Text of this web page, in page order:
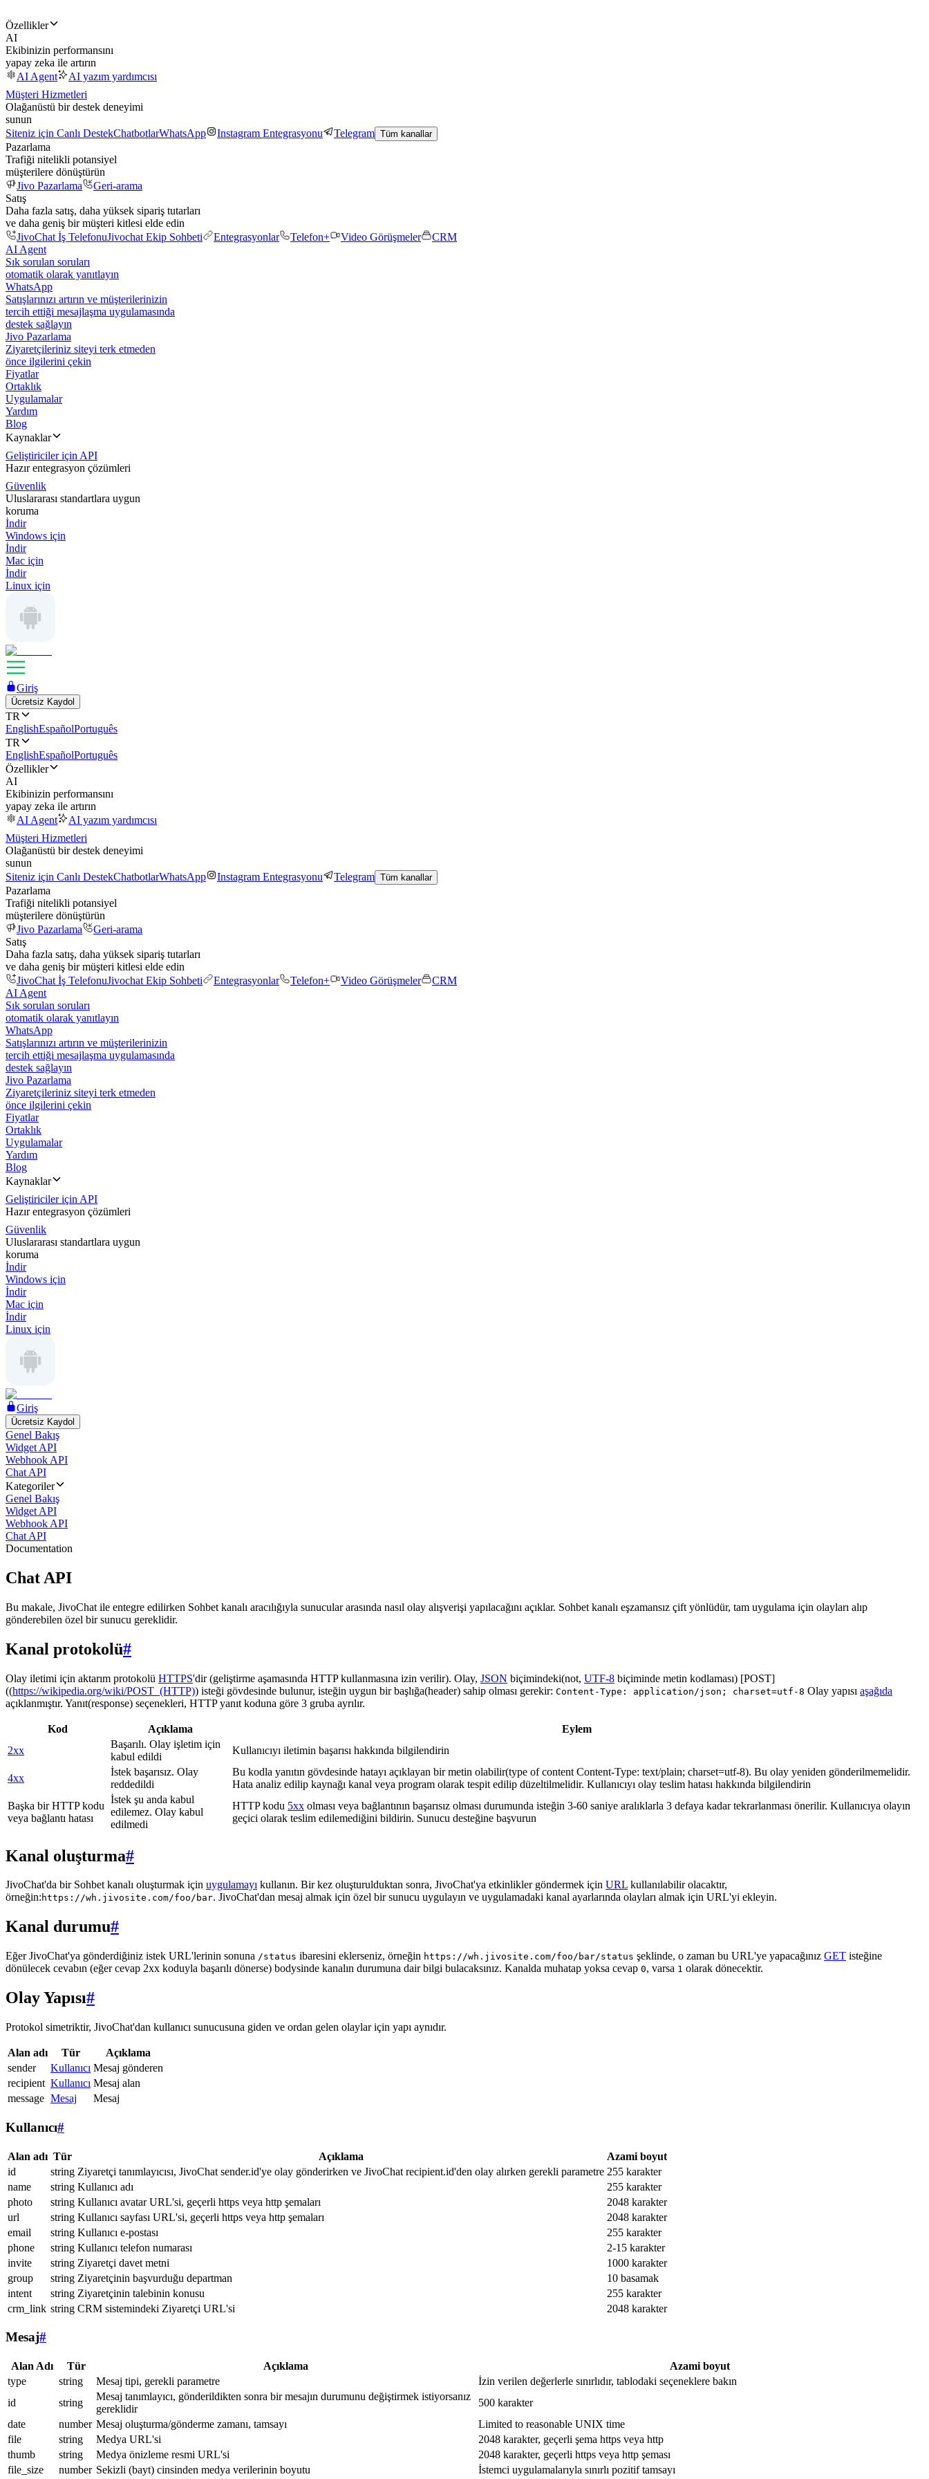
Özellikler
AI
Ekibinizin performansını
yapay zeka ile artırın
AI Agent
AI yazım yardımcısı
Müşteri Hizmetleri
Olağanüstü bir destek deneyimi
sunun
Siteniz için Canlı DestekChatbotlarWhatsApp Instagram Entegrasyonu Telegram Tüm kanallar
Pazarlama
Trafiği nitelikli potansiyel
müşterilere dönüştürün
Jivo Pazarlama
Geri-arama
Satış
Daha fazla satış, daha yüksek sipariş tutarları
ve daha geniş bir müşteri kitlesi elde edin
JivoChat İş TelefonuJivochat Ekip Sohbeti Entegrasyonlar Telefon+ Video Görüşmeler
CRM
AI Agent
Sık sorulan soruları
otomatik olarak yanıtlayın
WhatsApp
Satışlarınızı artırın ve müşterilerinizin
tercih ettiği mesajlaşma uygulamasında
destek sağlayın
Jivo Pazarlama
Ziyaretçileriniz siteyi terk etmeden
önce ilgilerini çekin
Fiyatlar
Ortaklık
Uygulamalar
Yardım
Blog
Kaynaklar
Geliştiriciler için API
Hazır entegrasyon çözümleri
Güvenlik
Uluslararası standartlara uygun
koruma
İndir
Windows için
İndir
Mac için
İndir
Linux için
Giriş
Ücretsiz Kaydol
TR
EnglishEspañolPortuguês
TR
EnglishEspañolPortuguês
Özellikler
AI
Ekibinizin performansını
yapay zeka ile artırın
AI Agent
AI yazım yardımcısı
Müşteri Hizmetleri
Olağanüstü bir destek deneyimi
sunun
Siteniz için Canlı DestekChatbotlarWhatsApp Instagram Entegrasyonu Telegram Tüm kanallar
Pazarlama
Trafiği nitelikli potansiyel
müşterilere dönüştürün
Jivo Pazarlama
Geri-arama
Satış
Daha fazla satış, daha yüksek sipariş tutarları
ve daha geniş bir müşteri kitlesi elde edin
JivoChat İş TelefonuJivochat Ekip Sohbeti Entegrasyonlar Telefon+ Video Görüşmeler
CRM
AI Agent
Sık sorulan soruları
otomatik olarak yanıtlayın
WhatsApp
Satışlarınızı artırın ve müşterilerinizin
tercih ettiği mesajlaşma uygulamasında
destek sağlayın
Jivo Pazarlama
Ziyaretçileriniz siteyi terk etmeden
önce ilgilerini çekin
Fiyatlar
Ortaklık
Uygulamalar
Yardım
Blog
Kaynaklar
Geliştiriciler için API
Hazır entegrasyon çözümleri
Güvenlik
Uluslararası standartlara uygun
koruma
İndir
Windows için
İndir
Mac için
İndir
Linux için
Giriş
Ücretsiz Kaydol
Genel Bakış
Widget API
Webhook API
Chat API
Kategoriler
Genel Bakış
Widget API
Webhook API
Chat API
Documentation
Chat API
Bu makale, JivoChat ile entegre edilirken Sohbet kanalı aracılığıyla sunucular arasında nasıl olay alışverişi yapılacağını açıklar. Sohbet kanalı eşzamansız çift yönlüdür, tam uygulama için olayları alıp
gönderebilen özel bir sunucu gereklidir.
Kanal protokolü#
Olay iletimi için aktarım protokolü HTTPS'dir (geliştirme aşamasında HTTP kullanmasına izin verilir). Olay, JSON biçimindeki(not, UTF-8 biçiminde metin kodlaması) [POST]
((https://wikipedia.org/wiki/POST_(HTTP)) isteği gövdesinde bulunur, isteğin uygun bir başlığa(header) sahip olması gerekir: Content-Type: application/json; charset=utf-8 Olay yapısı aşağıda
açıklanmıştır. Yanıt(response) seçenekleri, HTTP yanıt koduna göre 3 gruba ayrılır.
Kod Açıklama
Eylem
2xx
Başarılı. Olay işletim için
kabul edildi
Kullanıcıyı iletimin başarısı hakkında bilgilendirin
4xx
İstek başarısız. Olay
reddedildi
Bu kodla yanıtın gövdesinde hatayı açıklayan bir metin olabilir(type of content Content-Type: text/plain; charset=utf-8). Bu olay yeniden gönderilmemelidir.
Hata analiz edilip kaynağı kanal veya program olarak tespit edilip düzeltilmelidir. Kullanıcıyı olay teslim hatası hakkında bilgilendirin
Başka bir HTTP kodu
veya bağlantı hatası
İstek şu anda kabul
edilemez. Olay kabul
edilmedi
HTTP kodu 5xx olması veya bağlantının başarısız olması durumunda isteğin 3-60 saniye aralıklarla 3 defaya kadar tekrarlanması önerilir. Kullanıcıya olayın
geçici olarak teslim edilemediğini bildirin. Sunucu desteğine başvurun
Kanal oluşturma#
JivoChat'da bir Sohbet kanalı oluşturmak için uygulamayı kullanın. Bir kez oluşturulduktan sonra, JivoChat'ya etkinlikler göndermek için URL kullanılabilir olacaktır,
örneğin: https://wh.jivosite.com/foo/bar. JivoChat'dan mesaj almak için özel bir sunucu uygulayın ve uygulamadaki kanal ayarlarında olayları almak için URL'yi ekleyin.
Kanal durumu#
Eğer JivoChat'ya gönderdiğiniz istek URL'lerinin sonuna /status ibaresini eklerseniz, örneğin https://wh.jivosite.com/foo/bar/status şeklinde, o zaman bu URL'ye yapacağınız GET isteğine
dönülecek cevabın (eğer cevap 2xx koduyla başarılı dönerse) bodysinde kanalın durumuna dair bilgi bulacaksınız. Kanalda muhatap yoksa cevap 0, varsa 1 olarak dönecektir.
Olay Yapısı#
Protokol simetriktir, JivoChat'dan kullanıcı sunucusuna giden ve ordan gelen olaylar için yapı aynıdır.
Alan adı Tür
Açıklama
sender
Kullanıcı Mesaj gönderen
recipient Kullanıcı Mesaj alan
message Mesaj Mesaj
Kullanıcı#
Alan adı Tür Açıklama
Azami boyut
id
string Ziyaretçi tanımlayıcısı, JivoChat sender.id'ye olay gönderirken ve JivoChat recipient.id'den olay alırken gerekli parametre 255 karakter
name
string Kullanıcı adı
255 karakter
photo
string Kullanıcı avatar URL'si, geçerli https veya http şemaları
2048 karakter
url
string Kullanıcı sayfası URL'si, geçerli https veya http şemaları
2048 karakter
email
string Kullanıcı e-postası
255 karakter
phone
string Kullanıcı telefon numarası
2-15 karakter
invite
string Ziyaretçi davet metni
1000 karakter
group
string Ziyaretçinin başvurduğu departman
10 basamak
intent
string Ziyaretçinin talebinin konusu
255 karakter
crm_link string CRM sistemindeki Ziyaretçi URL'si 2048 karakter
Mesaj#
Alan Adı Tür Açıklama
Azami boyut
type
string Mesaj tipi, gerekli parametre
İzin verilen değerlerle sınırlıdır, tablodaki seçeneklere bakın
id
string
Mesaj tanımlayıcı, gönderildikten sonra bir mesajın durumunu değiştirmek istiyorsanız
gereklidir
500 karakter
date
number Mesaj oluşturma/gönderme zamanı, tamsayı
Limited to reasonable UNIX time
file
string Medya URL'si
2048 karakter, geçerli şema https veya http
thumb
string Medya önizleme resmi URL'si
2048 karakter, geçerli https veya http şeması
file_size
number Sekizli (bayt) cinsinden medya verilerinin boyutu
İstemci uygulamalarıyla sınırlı pozitif tamsayı